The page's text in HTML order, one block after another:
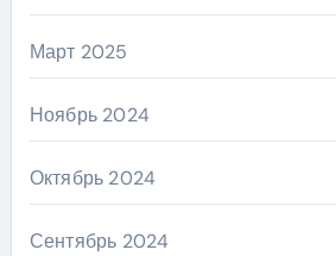
Март 2025
Ноябрь 2024
Октябрь 2024
Сентябрь 2024